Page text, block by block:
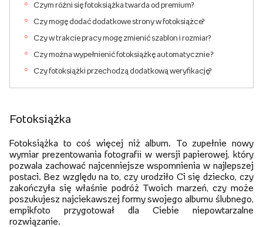
Czym różni się fotoksiążka twarda od premium?
Czy mogę dodać dodatkowe strony w fotoksiążce?
Czy w trakcie pracy mogę zmienić szablon i rozmiar?
Czy można wypełnienić fotoksiążkę automatycznie ?
Czy fotoksiążki przechodzą dodatkową weryfikację?
Fotoksiążka
Fotoksiążka to coś więcej niż album. To zupełnie nowy
wymiar prezentowania fotografii w wersji papierowej, który
pozwala zachować najcenniejsze wspomnienia w najlepszej
postaci. Bez względu na to, czy urodziło Ci się dziecko, czy
zakończyła się właśnie podróż Twoich marzeń, czy może
poszukujesz najciekawszej formy swojego albumu ślubnego,
empikfoto przygotował dla Ciebie niepowtarzalne
rozwiązanie.